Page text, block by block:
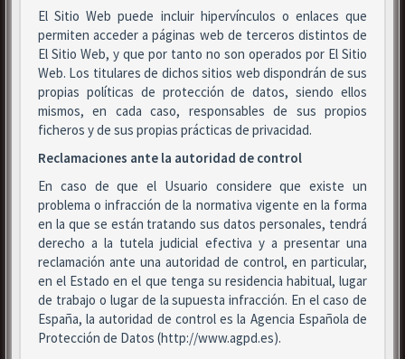
El Sitio Web puede incluir hipervínculos o enlaces que
permiten acceder a páginas web de terceros distintos de
El Sitio Web, y que por tanto no son operados por El Sitio
Web. Los titulares de dichos sitios web dispondrán de sus
propias políticas de protección de datos, siendo ellos
mismos, en cada caso, responsables de sus propios
ficheros y de sus propias prácticas de privacidad.
Reclamaciones ante la autoridad de control
En caso de que el Usuario considere que existe un
problema o infracción de la normativa vigente en la forma
en la que se están tratando sus datos personales, tendrá
derecho a la tutela judicial efectiva y a presentar una
reclamación ante una autoridad de control, en particular,
en el Estado en el que tenga su residencia habitual, lugar
de trabajo o lugar de la supuesta infracción. En el caso de
España, la autoridad de control es la Agencia Española de
Protección de Datos (http://www.agpd.es).